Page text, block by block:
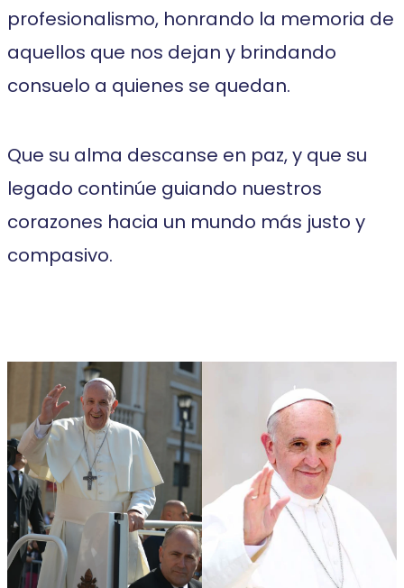
profesionalismo, honrando la memoria de
aquellos que nos dejan y brindando
consuelo a quienes se quedan.
Que su alma descanse en paz, y que su
legado continúe guiando nuestros
corazones hacia un mundo más justo y
compasivo.